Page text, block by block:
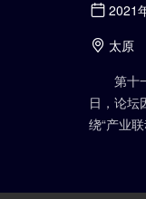
2021
太原
第十一
日，论坛
绕“产业
89篇论文